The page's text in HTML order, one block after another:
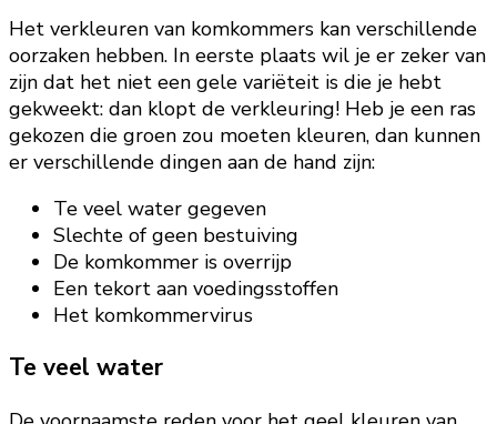
Het verkleuren van komkommers kan verschillende
oorzaken hebben. In eerste plaats wil je er zeker van
zijn dat het niet een gele variëteit is die je hebt
gekweekt: dan klopt de verkleuring! Heb je een ras
gekozen die groen zou moeten kleuren, dan kunnen
er verschillende dingen aan de hand zijn:
Te veel water gegeven
Slechte of geen bestuiving
De komkommer is overrijp
Een tekort aan voedingsstoffen
Het komkommervirus
Te veel water